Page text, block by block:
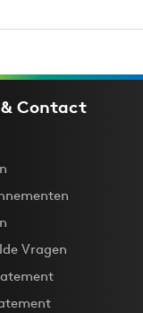
& Contact
Vragen